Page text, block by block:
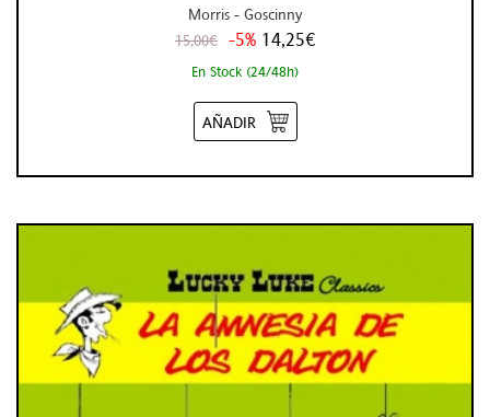
Morris - Goscinny
15,00€ -5% 14,25€
En Stock (24/48h)
AÑADIR